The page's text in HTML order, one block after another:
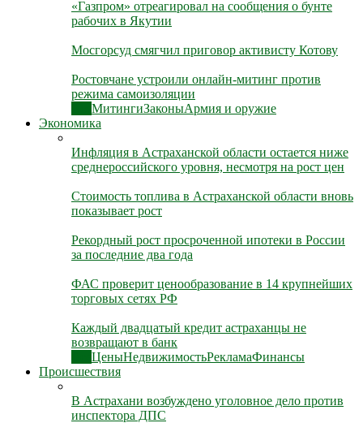
«Газпром» отреагировал на сообщения о бунте
рабочих в Якутии
Мосгорсуд смягчил приговор активисту Котову
Ростовчане устроили онлайн-митинг против
режима самоизоляции
МитингиЗаконыАрмия и оружие
Экономика
Инфляция в Астраханской области остается ниже
среднероссийского уровня, несмотря на рост цен
Стоимость топлива в Астраханской области вновь
показывает рост
Рекордный рост просроченной ипотеки в России
за последние два года
ФАС проверит ценообразование в 14 крупнейших
торговых сетях РФ
Каждый двадцатый кредит астраханцы не
возвращают в банк
ЦеныНедвижимостьРекламаФинансы
Происшествия
В Астрахани возбуждено уголовное дело против
инспектора ДПС